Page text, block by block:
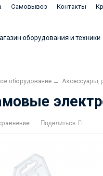
Самовывоз Контакты
оборудование → Аксессуары,
Поделиться